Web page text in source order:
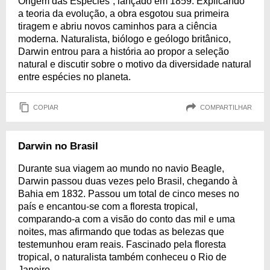
a teoria da evolução, a obra esgotou sua primeira
tiragem e abriu novos caminhos para a ciência
moderna. Naturalista, biólogo e geólogo britânico,
Darwin entrou para a história ao propor a seleção
natural e discutir sobre o motivo da diversidade natural
entre espécies no planeta.
COPIAR COMPARTILHAR
Darwin no Brasil
Durante sua viagem ao mundo no navio Beagle,
Darwin passou duas vezes pelo Brasil, chegando à
Bahia em 1832. Passou um total de cinco meses no
país e encantou-se com a floresta tropical,
comparando-a com a visão do conto das mil e uma
noites, mas afirmando que todas as belezas que
testemunhou eram reais. Fascinado pela floresta
tropical, o naturalista também conheceu o Rio de